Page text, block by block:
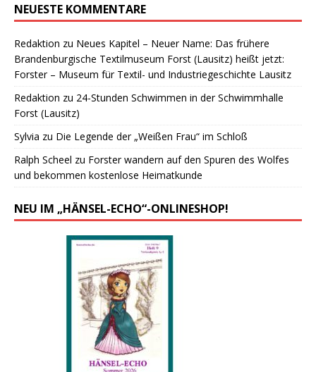
NEUESTE KOMMENTARE
Redaktion zu Neues Kapitel – Neuer Name: Das frühere
Brandenburgische Textilmuseum Forst (Lausitz) heißt jetzt:
Forster – Museum für Textil- und Industriegeschichte Lausitz
Redaktion zu 24-Stunden Schwimmen in der Schwimmhalle
Forst (Lausitz)
Sylvia zu Die Legende der „Weißen Frau“ im Schloß
Ralph Scheel zu Forster wandern auf den Spuren des Wolfes
und bekommen kostenlose Heimatkunde
NEU IM „HÄNSEL-ECHO“-ONLINESHOP!